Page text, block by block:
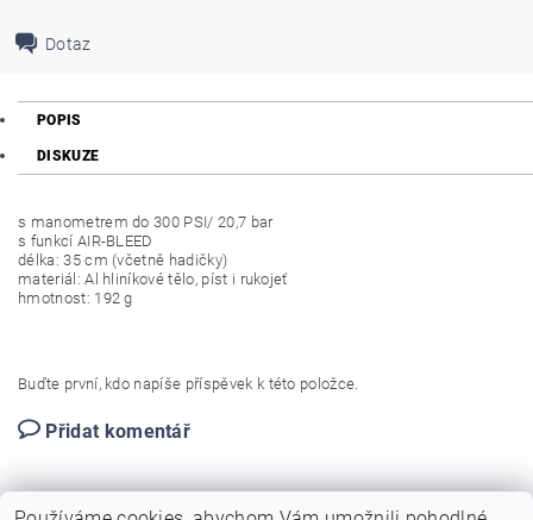
Dotaz
POPIS
DISKUZE
s manometrem do 300 PSI/ 20,7 bar
s funkcí AIR-BLEED
délka: 35 cm (včetně hadičky)
materiál: Al hliníkové tělo, píst i rukojeť
hmotnost: 192 g
Buďte první, kdo napíše příspěvek k této položce.
Přidat komentář